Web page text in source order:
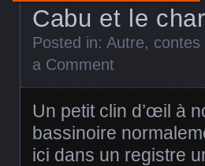
Cabu et le
Posted in: Autre, contes
a Comment
Un petit clin d’œil à
bassinoire
ici dans un registre